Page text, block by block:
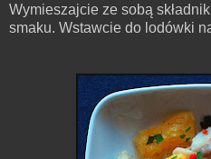
Wymieszajcie ze sobą
smaku. Wstawcie do lodówki